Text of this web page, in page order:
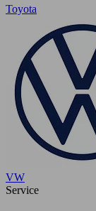
Toyota
VW
Service